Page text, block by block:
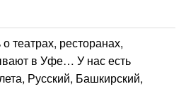
театрах, ресторанах,
в Уфе… У нас есть
Русский, Башкирский,